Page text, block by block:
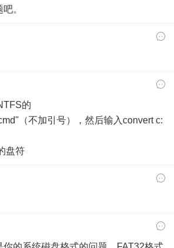
。
的
（不加引号），然后输入convert c:
盘符